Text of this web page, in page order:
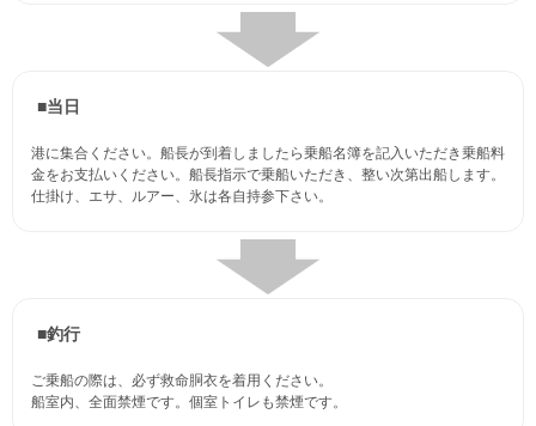
■当日
港に集合ください。船長が到着しましたら乗船名簿を記入いただき乗船料
金をお支払いください。船長指示で乗船いただき、整い次第出船します。
仕掛け、エサ、ルアー、氷は各自持参下さい。
■釣行
ご乗船の際は、必ず救命胴衣を着用ください。
船室内、全面禁煙です。個室トイレも禁煙です。